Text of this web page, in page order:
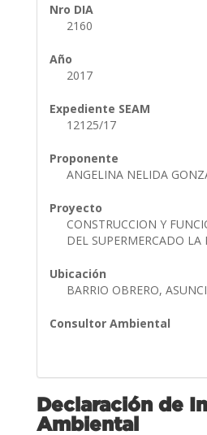
Nro DIA
2160
Año
2017
Expediente SEAM
12125/17
Proponente
ANGELINA NELIDA
Proyecto
CONSTRUCCION Y
DEL SUPERMERCADO LA
Ubicación
BARRIO OBRERO,
Consultor Ambiental
Declaración de
Ambiental